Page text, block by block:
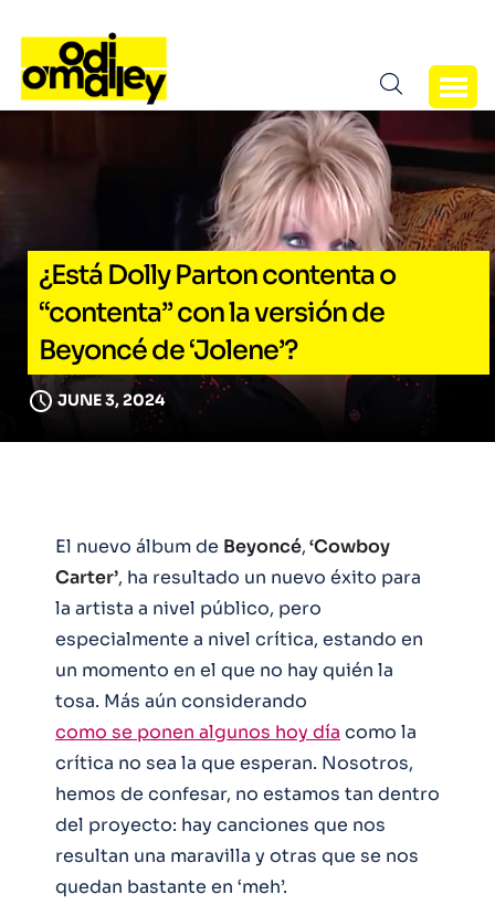
¿Está Dolly Parton contenta o
“contenta” con la versión de
Beyoncé de ‘Jolene’?
JUNE 3, 2024
El nuevo álbum de Beyoncé,‘Cowboy
Carter’, ha resultado un nuevo éxito para
la artista a nivel público, pero
especialmente a nivel crítica, estando en
un momento en el que no hay quién la
tosa. Más aún considerando
como se ponen algunos hoy día como la
crítica no sea la que esperan. Nosotros,
hemos de confesar, no estamos tan dentro
del proyecto: hay canciones que nos
resultan una maravilla y otras que se nos
quedan bastante en ‘meh’.